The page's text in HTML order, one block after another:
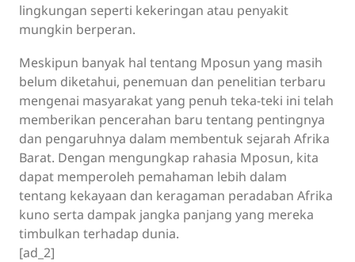
lingkungan seperti kekeringan atau penyakit
mungkin berperan.
Meskipun banyak hal tentang Mposun yang masih
belum diketahui, penemuan dan penelitian terbaru
mengenai masyarakat yang penuh teka-teki ini telah
memberikan pencerahan baru tentang pentingnya
dan pengaruhnya dalam membentuk sejarah Afrika
Barat. Dengan mengungkap rahasia Mposun, kita
dapat memperoleh pemahaman lebih dalam
tentang kekayaan dan keragaman peradaban Afrika
kuno serta dampak jangka panjang yang mereka
timbulkan terhadap dunia.
[ad_2]